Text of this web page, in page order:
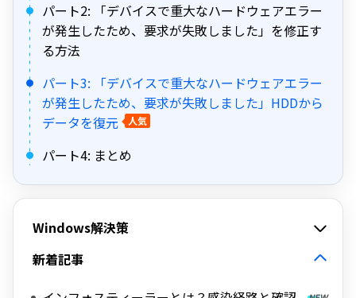
パート2: 「デバイスで重大なハードウェアエラー
が発生したため、要求が失敗しました」を修正す
る方法
パート3: 「デバイスで重大なハードウェアエラー
が発生したため、要求が失敗しました」HDDから
データを復元
人気
パート4: まとめ
Windows解決策
新着記事